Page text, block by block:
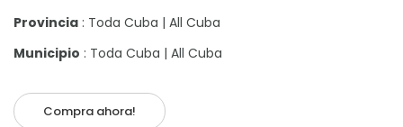
Provincia : Toda Cuba | All Cuba
Municipio : Toda Cuba | All Cuba
Compra ahora!